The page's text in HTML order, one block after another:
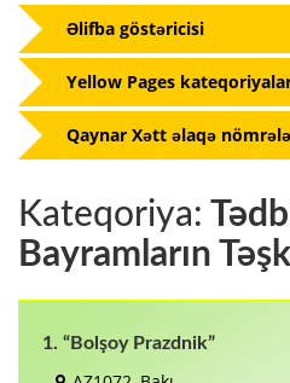
Kateqoriya:
Bayramların
1. “Bolşoy Prazdnik”
Əlifba göstəricisi
Yellow Pages
Qaynar Xətt əlaqə